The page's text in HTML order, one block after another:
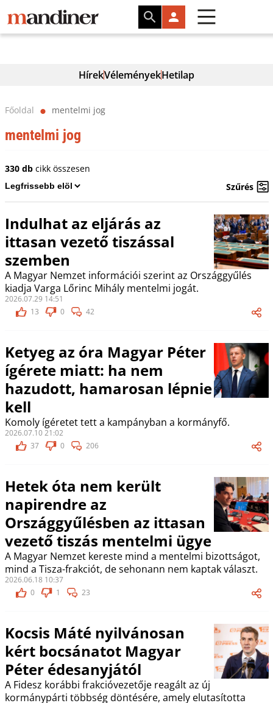
HírekVéleményekHetilap
Főoldal ⬤ mentelmi jog
mentelmi jog
330 dbcikk összesen
Szűrés
Indulhat az eljárás az
ittasan vezető tiszással
szemben
A Magyar Nemzet információi szerint az Országgyűlés
kiadja Varga Lőrinc Mihály mentelmi jogát.
2026.07.29 14:51
13
0 42
Ketyeg az óra Magyar Péter
ígérete miatt: ha nem
hazudott, hamarosan lépnie
kell
Komoly ígéretet tett a kampányban a kormányfő.
2026.07.10 21:02
37
0 206
Hetek óta nem került
napirendre az
Országgyűlésben az ittasan
vezető tiszás mentelmi ügye
A Magyar Nemzet kereste mind a mentelmi bizottságot,
mind a Tisza-frakciót, de sehonann nem kaptak választ.
2026.06.18 10:37
0
1 23
Kocsis Máté nyilvánosan
kért bocsánatot Magyar
Péter édesanyjától
A Fidesz korábbi frakcióvezetője reagált az új
kormánypárti többség döntésére, amely elutasította